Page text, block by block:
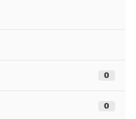
0
0